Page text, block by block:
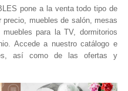
pone a la venta todo tipo de
muebles de salón, mesas
para la TV, dormitorios
Accede a nuestro catálogo e
así como de las ofertas y